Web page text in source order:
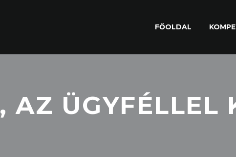
FŐOLDAL
AZ ÜGYFÉLLEL